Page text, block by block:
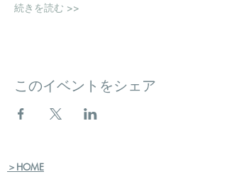
続きを読む >>
このイベントをシェア
＞HOME